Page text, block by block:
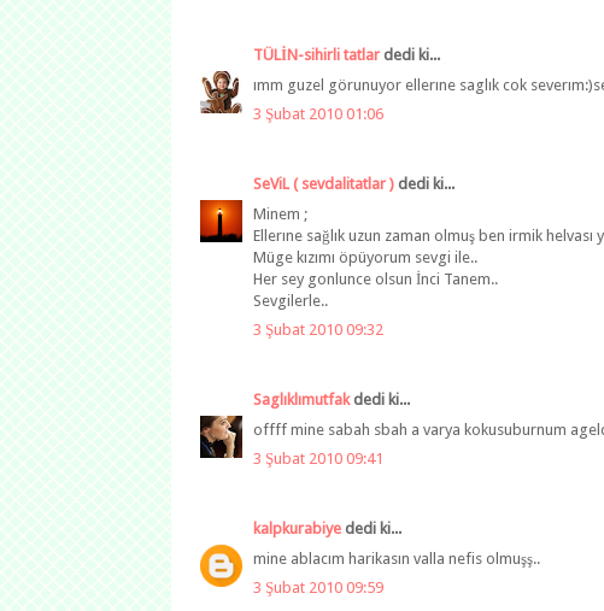
TÜLİN-sihirli tatlar dedi ki...
ımm guzel görunuyor ellerıne saglık cok
3 Şubat 2010 01:06
SeViL ( sevdalitatlar ) dedi ki...
Minem ;
Ellerıne sağlık uzun zaman olmuş ben irmik
Müge kızımı öpüyorum sevgi ile..
Her sey gonlunce olsun İnci Tanem..
Sevgilerle..
3 Şubat 2010 09:32
Saglıklımutfakdedi ki...
offff mine sabah sbah a varya kokusuburnum
3 Şubat 2010 09:41
kalpkurabiye dedi ki...
mine ablacım harikasın valla nefis olmuşş..
3 Şubat 2010 09:59